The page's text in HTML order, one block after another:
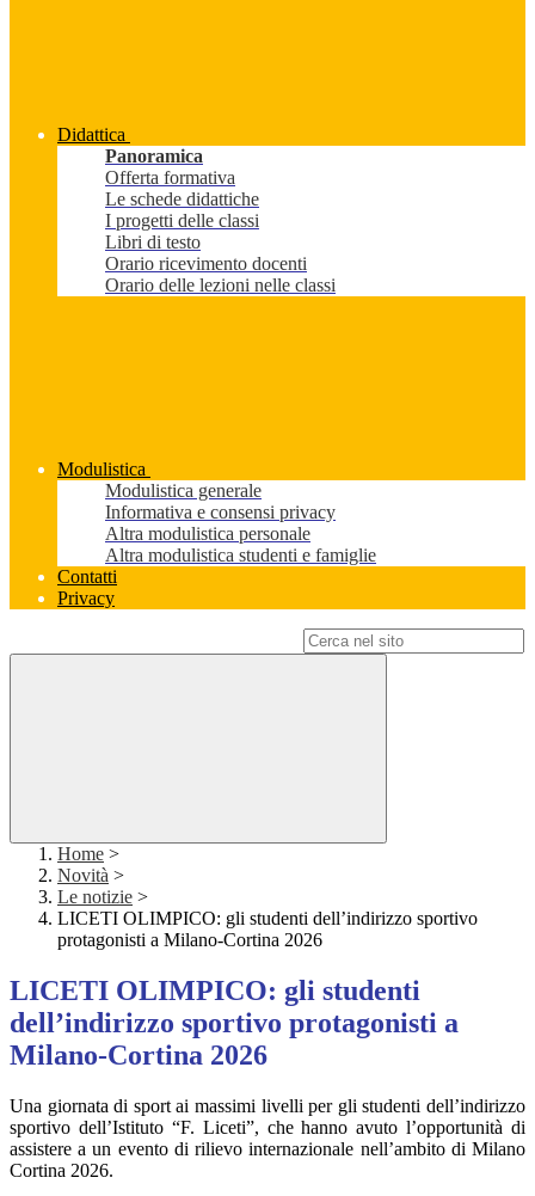
Didattica
Panoramica
Offerta formativa
Le schede didattiche
I progetti delle classi
Libri di testo
Orario ricevimento docenti
Orario delle lezioni nelle classi
Modulistica
Modulistica generale
Informativa e consensi privacy
Altra modulistica personale
Altra modulistica studenti e famiglie
Contatti
Privacy
Home >
Novità >
Le notizie >
LICETI OLIMPICO: gli studenti dell’indirizzo sportivo
protagonisti a Milano-Cortina 2026
LICETI OLIMPICO: gli studenti
dell’indirizzo sportivo protagonisti a
Milano-Cortina 2026
Una giornata di sport ai massimi livelli per gli studenti dell’indirizzo
sportivo dell’Istituto “F. Liceti”, che hanno avuto l’opportunità di
assistere a un evento di rilievo internazionale nell’ambito di Milano
Cortina 2026.